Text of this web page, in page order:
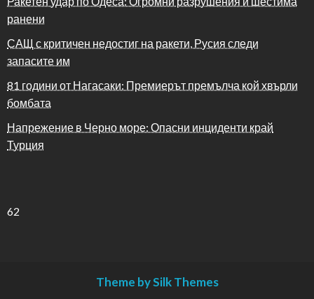
ранени
САЩ с критичен недостиг на ракети, Русия следи
запасите им
81 години от Нагасаки: Премиерът премълча кой хвърли
бомбата
Напрежение в Черно море: Опасни инциденти край
Турция
62
Theme by Silk Themes